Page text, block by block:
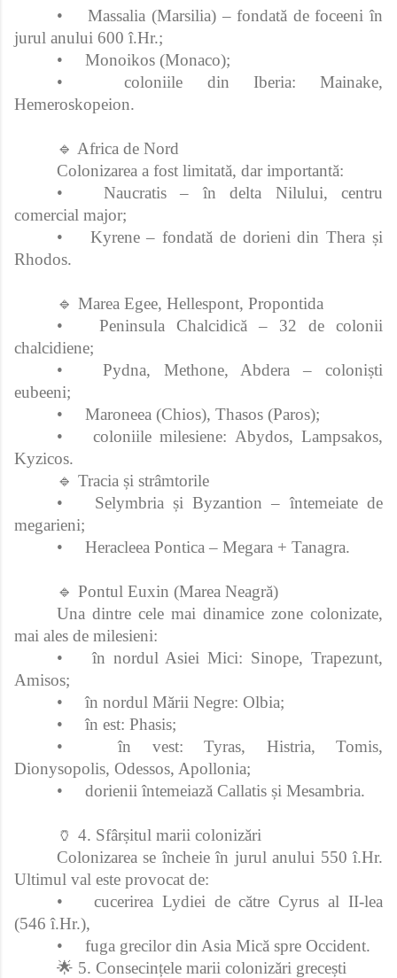
•
Massalia (Marsilia) – fondată de foceeni în
jurul anului 600 î.Hr.;
•
Monoikos (Monaco);
•
coloniile din Iberia: Mainake,
Hemeroskopeion.
🔹 Africa de Nord
Colonizarea a fost limitată, dar importantă:
•
Naucratis – în delta Nilului, centru
comercial major;
•
Kyrene – fondată de dorieni din Thera și
Rhodos.
🔹 Marea Egee, Hellespont, Propontida
•
Peninsula Chalcidică – 32 de colonii
chalcidiene;
•
Pydna, Methone, Abdera – coloniști
eubeeni;
•
Maroneea (Chios), Thasos (Paros);
•
coloniile milesiene: Abydos, Lampsakos,
Kyzicos.
🔹 Tracia și strâmtorile
•
Selymbria și Byzantion – întemeiate de
megarieni;
•
Heracleea Pontica – Megara + Tanagra.
🔹 Pontul Euxin (Marea Neagră)
Una dintre cele mai dinamice zone colonizate,
mai ales de milesieni:
•
în nordul Asiei Mici: Sinope, Trapezunt,
Amisos;
•
în nordul Mării Negre: Olbia;
•
în est: Phasis;
•
în vest: Tyras, Histria, Tomis,
Dionysopolis, Odessos, Apollonia;
•
dorienii întemeiază Callatis și Mesambria.
🏺 4. Sfârșitul marii colonizări
Colonizarea se încheie în jurul anului 550 î.Hr.
Ultimul val este provocat de:
•
cucerirea Lydiei de către Cyrus al II‑lea
(546 î.Hr.),
•
fuga grecilor din Asia Mică spre Occident.
🌟 5. Consecințele marii colonizări grecești